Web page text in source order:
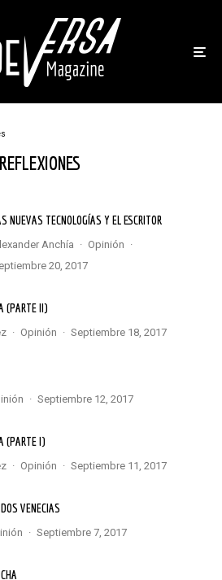
REFLEXIONES
NUEVAS TECNOLOGÍAS Y EL ESCRITOR
Alexander Anchía · Opinión ·
septiembre 20, 2017
(PARTE II)
· Opinión · septiembre 18, 2017
· septiembre 12, 2017
(PARTE I)
· Opinión · septiembre 11, 2017
VENECIAS
· septiembre 7, 2017